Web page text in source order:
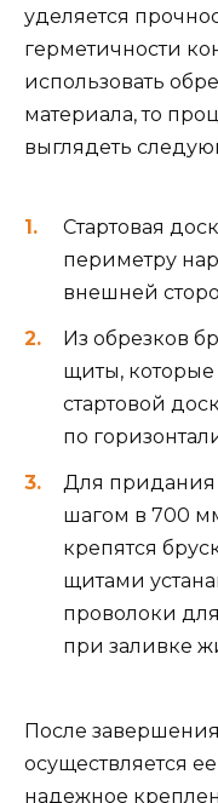
уделяется
герметичности
использовать
материала, то
выглядеть
Стартовая
периметру
внешней
Из обрезков
щиты, которые
стартовой
по
Для придания
шагом в 700
крепятся
щитами
проволоки
при заливке
После
осуществляется
надежное